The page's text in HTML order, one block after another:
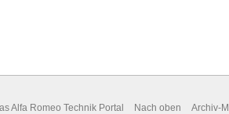
Alfa Romeo Technik Portal Nach oben Archiv-